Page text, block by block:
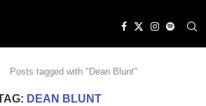
Posts tagged with "Dean Blunt"
DEAN BLUNT